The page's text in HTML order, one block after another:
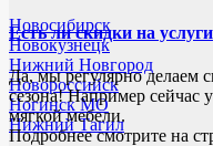
Новосибирск
Новокузнецк
Нижний Новгород
Новороссийск
Ногинск МО
Нижний Тагил
Есть ли скидки на услуги
Да, мы регулярно делаем
сезона! Например
мягкой мебели.
Подробнее смотрите на